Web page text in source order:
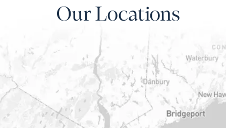
Our Locations